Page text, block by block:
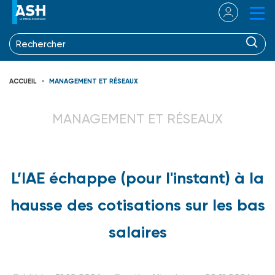
ACCUEIL MANAGEMENT ET RÉSEAUX
MANAGEMENT ET RÉSEAUX
L’IAE échappe (pour l'instant) à la
hausse des cotisations sur les bas
salaires